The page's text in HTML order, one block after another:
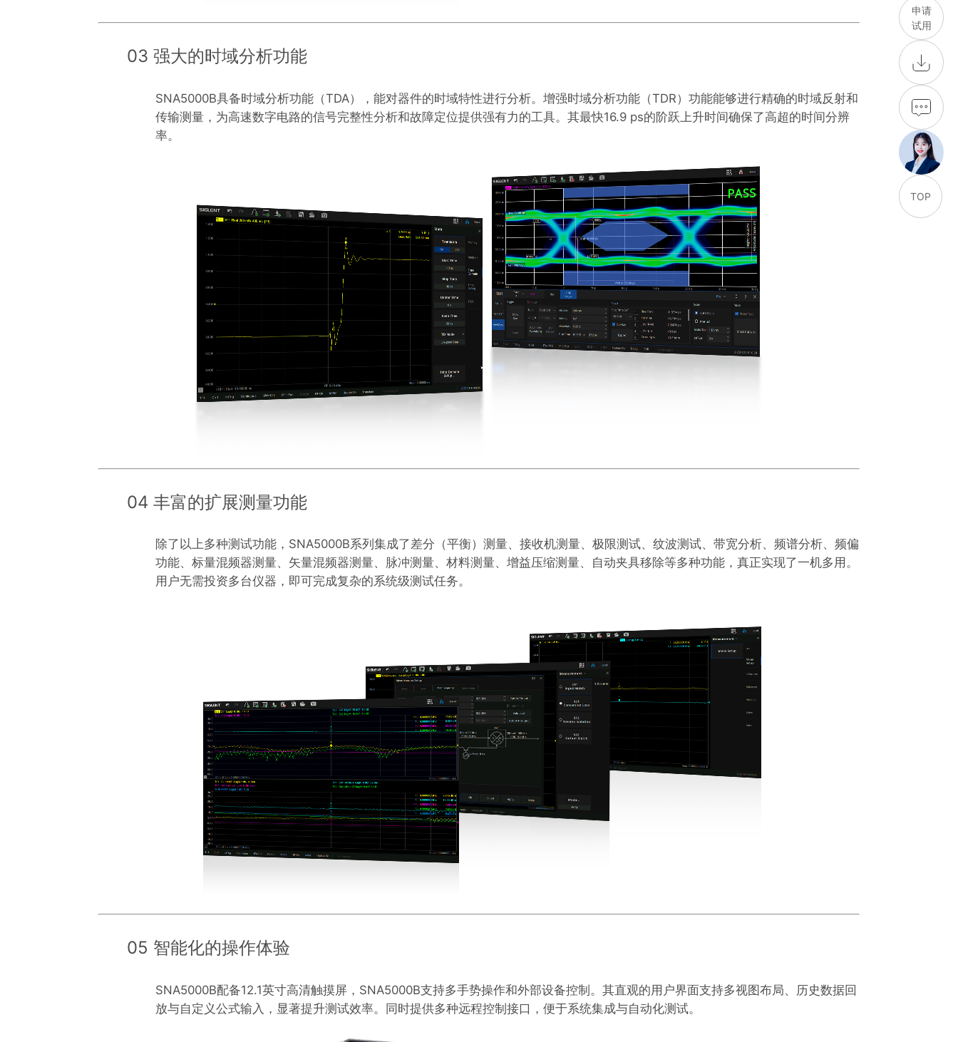
03 强大的时域分析功能
SNA5000B具备时域分析功能（TDA），能对器件的时域特性进行分析。增强时域分析功能（TDR）功能能够进行精确的时域反射和
传输测量，为高速数字电路的信号完整性分析和故障定位提供强有力的工具。其最快16.9 ps的阶跃上升时间确保了高超的时间分辨
率。
04 丰富的扩展测量功能
除了以上多种测试功能，SNA5000B系列集成了差分（平衡）测量、接收机测量、极限测试、纹波测试、带宽分析、频谱分析、频偏
功能、标量混频器测量、矢量混频器测量、脉冲测量、材料测量、增益压缩测量、自动夹具移除等多种功能，真正实现了一机多用。
用户无需投资多台仪器，即可完成复杂的系统级测试任务。
05 智能化的操作体验
SNA5000B配备12.1英寸高清触摸屏，SNA5000B支持多手势操作和外部设备控制。其直观的用户界面支持多视图布局、历史数据回
放与自定义公式输入，显著提升测试效率。同时提供多种远程控制接口，便于系统集成与自动化测试。
申请
试用
TOP